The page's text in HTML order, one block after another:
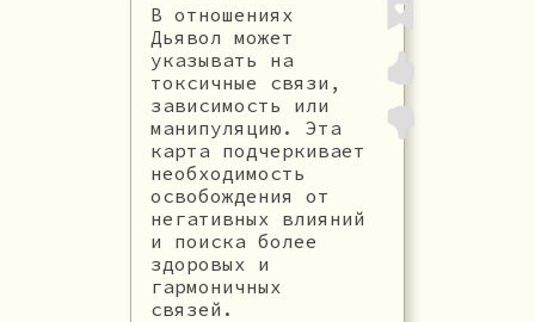
В отношениях
Дьявол может
указывать на
токсичные связи,
зависимость или
манипуляцию. Эта
карта подчеркивает
необходимость
освобождения от
негативных влияний
и поиска более
здоровых и
гармоничных
связей.